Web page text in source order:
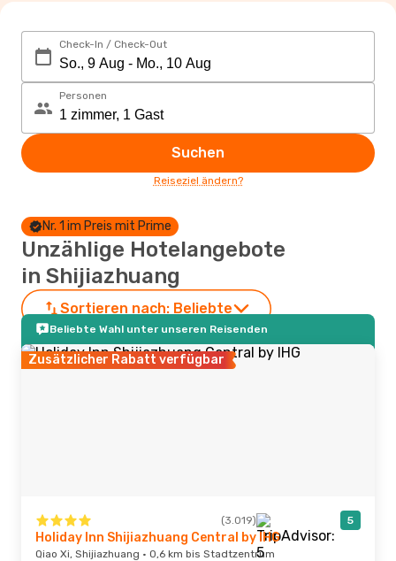
Check-In / Check-Out
Personen
Suchen
Reiseziel ändern?
Nr. 1 im Preis mit Prime
Unzählige Hotelangebote
in Shijiazhuang
Sortieren nach: Beliebte
Beliebte Wahl unter unseren Reisenden
Zusätzlicher Rabatt verfügbar
(3.019) 5
Holiday Inn Shijiazhuang Central by IHG
Qiao Xi, Shijiazhuang · 0,6 km bis Stadtzentrum